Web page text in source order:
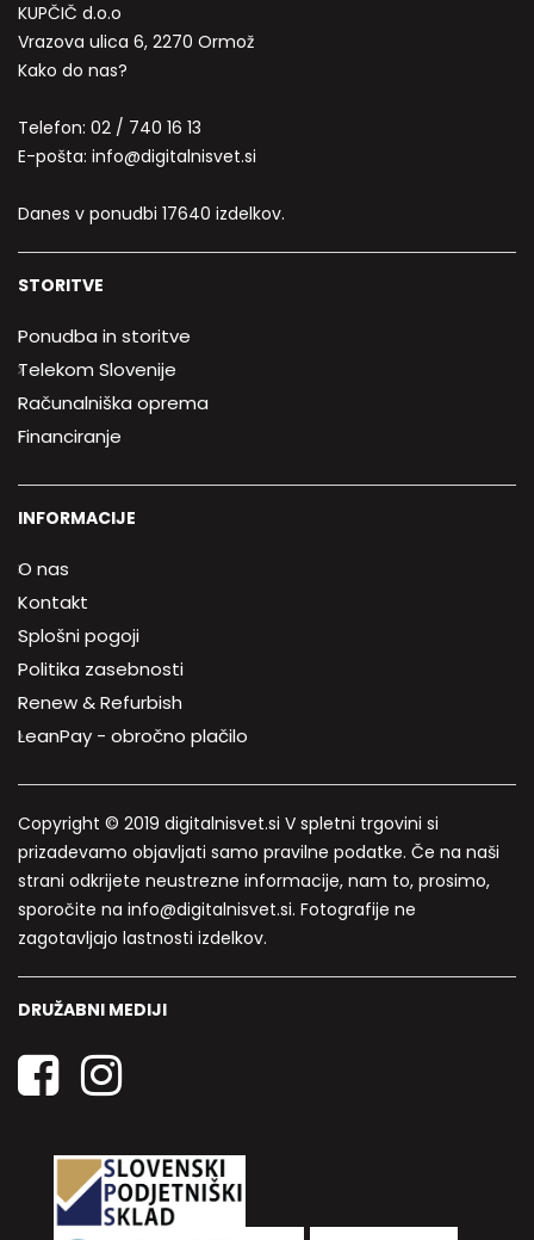
KUPČIČ d.o.o
Vrazova ulica 6, 2270 Ormož
Kako do nas?
Telefon: 02 / 740 16 13
E-pošta: info@digitalnisvet.si
Danes v ponudbi 17640 izdelkov.
STORITVE
Ponudba in storitve
Telekom Slovenije
Računalniška oprema
Financiranje
INFORMACIJE
O nas
Kontakt
Splošni pogoji
Politika zasebnosti
Renew & Refurbish
LeanPay - obročno plačilo
Copyright © 2019 digitalnisvet.si V spletni trgovini si
prizadevamo objavljati samo pravilne podatke. Če na naši
strani odkrijete neustrezne informacije, nam to, prosimo,
sporočite na info@digitalnisvet.si. Fotografije ne
zagotavljajo lastnosti izdelkov.
DRUŽABNI MEDIJI